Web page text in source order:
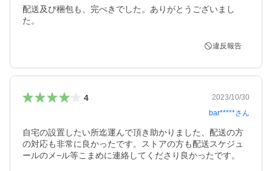
配送及び梱包も、完ぺきでした。ありがとうございまし
た。
違反報告
4
2023/10/30
bar*****さん
自宅の設置したい所迄運んで頂き助かりました、配送の方
の対応も非常に良かったです。ストアの方も配送スケジュ
ールのメ−ル等こまめに連絡してくださり良かったです。